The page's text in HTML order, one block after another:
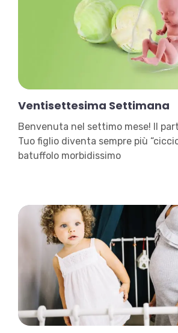
Ventisettesima Settimana
Benvenuta nel settimo mese! Il
Tuo figlio diventa sempre più
batuffolo morbidissimo